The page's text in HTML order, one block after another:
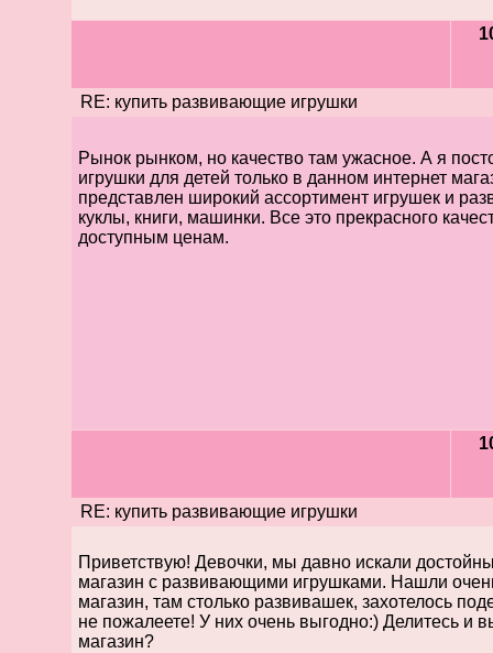
RE: купить развивающие игрушки
Рынок рынком, но качество там ужасное. А я
игрушки для детей только в данном интернет
представлен широкий ассортимент игрушек и
куклы, книги, машинки. Все это прекрасного
доступным ценам.
RE: купить развивающие игрушки
Приветствую! Девочки, мы давно искали
магазин с развивающими игрушками. Нашли
магазин, там столько развивашек, захотелось
не пожалеете! У них очень выгодно:) Делитесь и
магазин?